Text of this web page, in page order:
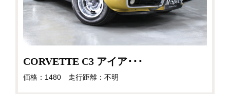
CORVETTE C3 アイア･･･
価格：1480 走行距離：不明